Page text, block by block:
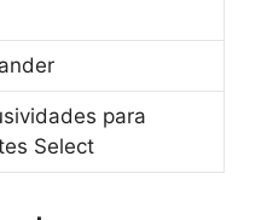
para
Select